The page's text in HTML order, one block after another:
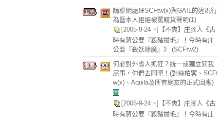
請聯網處理SCFtw(x)與GAIL的違規行
為暨本人拒絕被罵賤貨聲明(1)
[2005-9-24 ~]【不爽】庄腳人《古
時有蔣公要『殺豬拔毛』！今時有庄
公要『殺妖除魔』》 (SCFtw2)
何必對外省人抓狂？統一或獨立關我
屁事，你們去鬧吧！(對絲柏客、SCFt
w(x)、Aquila及所有網友的正式回應)
[2005-9-24 ~]【不爽】庄腳人《古
時有蔣公要『殺豬拔毛』！今時有庄